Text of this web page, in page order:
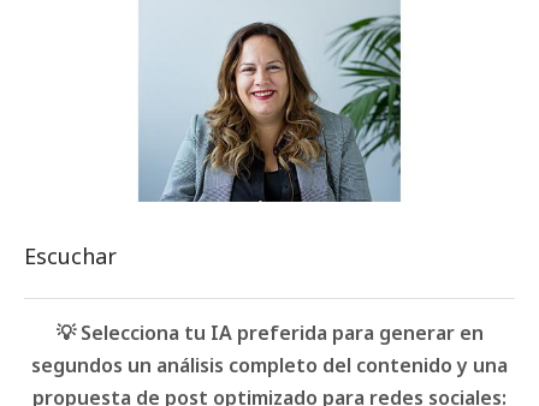
Escuchar
💡 Selecciona tu IA preferida para generar en
segundos un análisis completo del contenido y una
propuesta de post optimizado para redes sociales: